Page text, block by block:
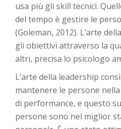
usa più gli skill tecnici.
del tempo è gestire le
(Goleman, 2012). L’arte
gli obiettivi attraverso la
altri, precisa lo psicologo
L’arte della leadership
mantenere le persone
di performance, e questo
persone sono nel miglior